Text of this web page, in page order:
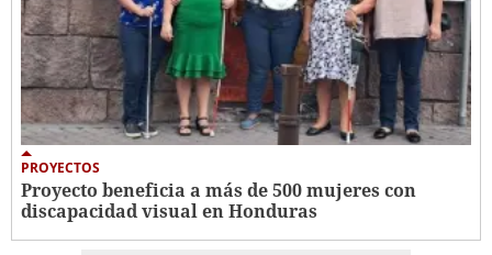
PROYECTOS
Proyecto beneficia a más de 500 mujeres con
discapacidad visual en Honduras